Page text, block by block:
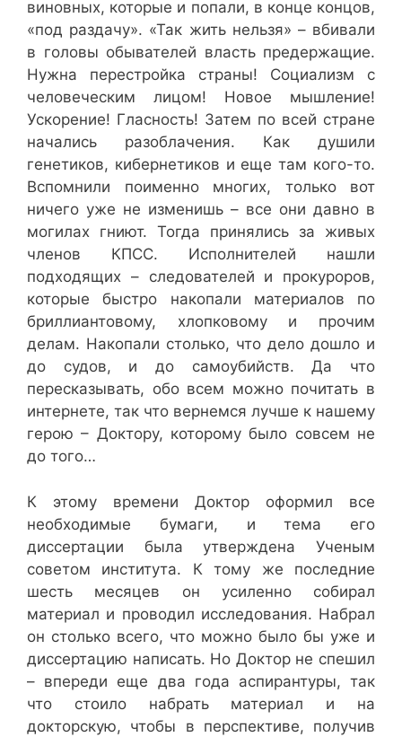
виновных, которые и попали, в конце концов,
«под раздачу». «Так жить нельзя» – вбивали
в головы обывателей власть предержащие.
Нужна перестройка страны! Социализм с
человеческим лицом! Новое мышление!
Ускорение! Гласность! Затем по всей стране
начались разоблачения. Как душили
генетиков, кибернетиков и еще там кого-то.
Вспомнили поименно многих, только вот
ничего уже не изменишь – все они давно в
могилах гниют. Тогда принялись за живых
членов КПСС. Исполнителей нашли
подходящих – следователей и прокуроров,
которые быстро накопали материалов по
бриллиантовому, хлопковому и прочим
делам. Накопали столько, что дело дошло и
до судов, и до самоубийств. Да что
пересказывать, обо всем можно почитать в
интернете, так что вернемся лучше к нашему
герою – Доктору, которому было совсем не
до того…
К этому времени Доктор оформил все
необходимые бумаги, и тема его
диссертации была утверждена Ученым
советом института. К тому же последние
шесть месяцев он усиленно собирал
материал и проводил исследования. Набрал
он столько всего, что можно было бы уже и
диссертацию написать. Но Доктор не спешил
– впереди еще два года аспирантуры, так
что стоило набрать материал и на
докторскую, чтобы в перспективе, получив